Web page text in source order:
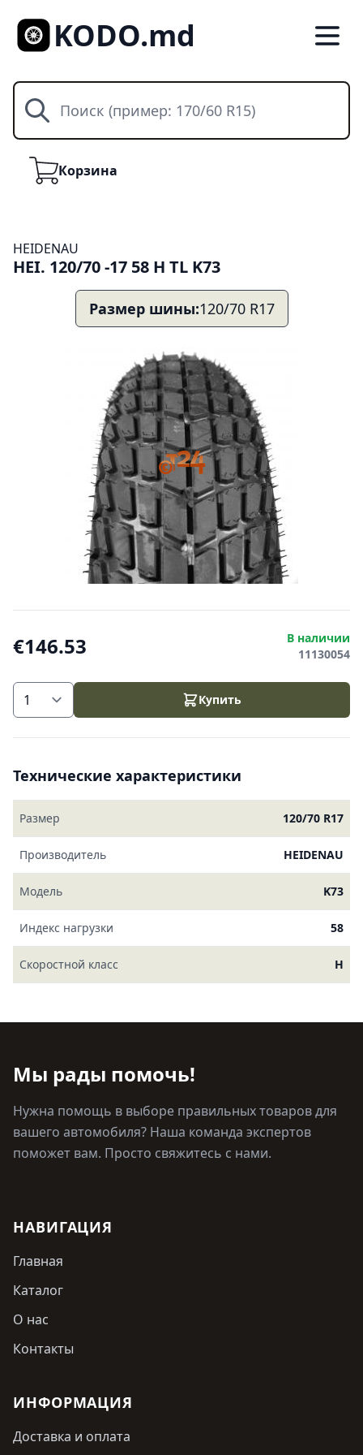
KODO.md
Поиск
КорзинаКорзина
HEIDENAU
HEI. 120/70 -17 58 H TL K73
Размер шины:120/70 R17
€146.53
В наличии
11130054
Купить
Технические характеристики
Размер 120/70 R17
Производитель HEIDENAU
Модель K73
Индекс нагрузки 58
Скоростной класс H
Мы рады помочь!
Нужна помощь в выборе правильных товаров для
вашего автомобиля? Наша команда экспертов
поможет вам. Просто свяжитесь с нами.
НАВИГАЦИЯ
Главная
Каталог
О нас
Контакты
ИНФОРМАЦИЯ
Доставка и оплата